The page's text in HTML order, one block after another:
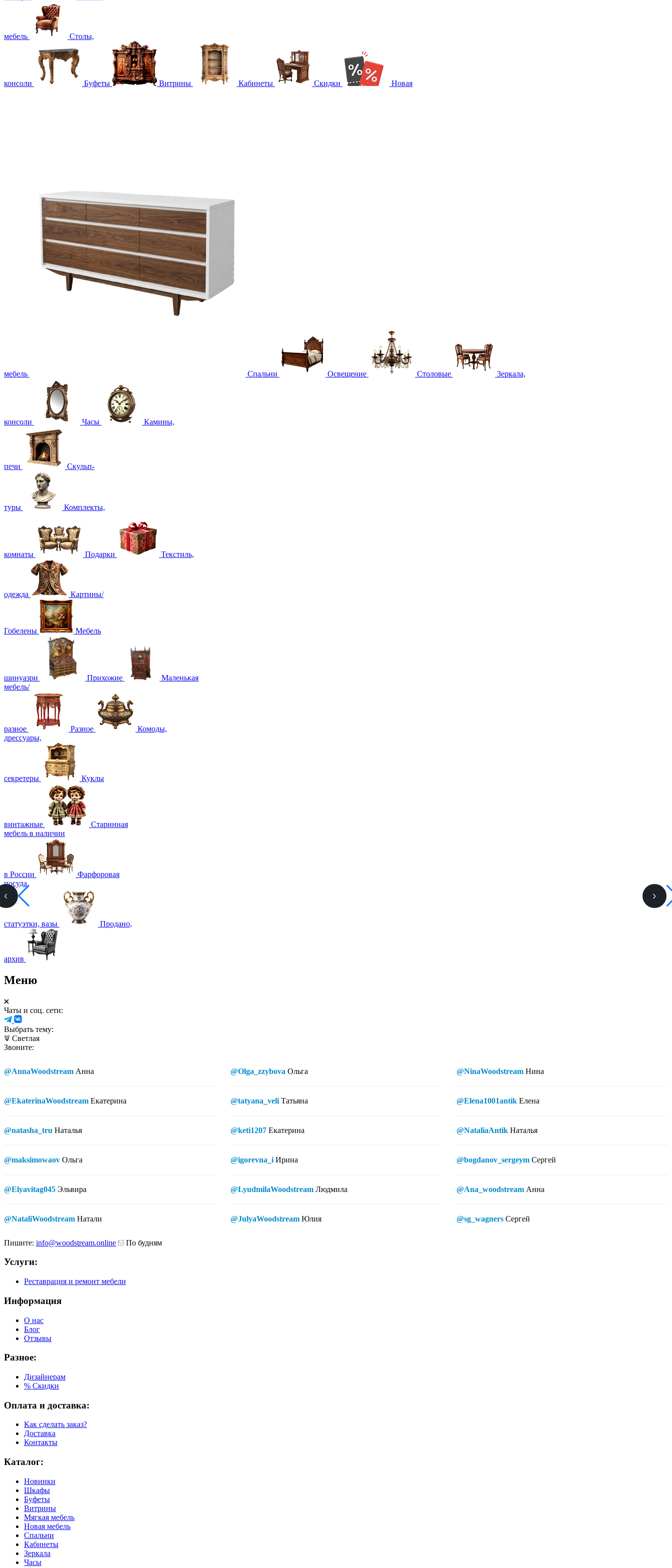
мебель Столы,
консоли Буфеты Витрины Кабинеты Скидки Новая
мебель Спальни Освещение Столовые Зеркала,
консоли Часы Камины,
печи Скульп-
туры Комплекты,
комнаты Подарки Текстиль,
одежда Картины/
Гобелены Мебель
шинуазри Прихожие
Маленькая
мебель/
разное Разное
Комоды,
дрессуары,
секретеры Куклы
винтажные
Старинная
мебель в наличии
в России
Фарфоровая
посуда,
статуэтки, вазы Продано,
архив
Меню
Чаты и соц. сети:
Выбрать тему:
Светлая
Звоните:
@AnnaWoodstream Анна
@EkaterinaWoodstream Екатерина
@natasha_tru Наталья
@maksimowaov Ольга
@Elyavitag045 Эльвира
@NataliWoodstream Натали
@Olga_zzybova Ольга
@tatyana_veli Татьяна
@keti1207 Екатерина
@igorevna_i Ирина
@LyudmilaWoodstream Людмила
@JulyaWoodstream Юлия
@NinaWoodstream Нина
@Elena1001antik Елена
@NataliaAntik Наталья
@bogdanov_sergeym Сергей
@Ana_woodstream Анна
@sg_wagners Сергей
Пишите: info@woodstream.online По будням
Услуги:
Реставрация и ремонт мебели
Информация
О нас
Блог
Отзывы
Разное:
Дизайнерам
% Скидки
Оплата и доставка:
Как сделать заказ?
Доставка
Контакты
Каталог:
Новинки
Шкафы
Буфеты
Витрины
Мягкая мебель
Новая мебель
Спальни
Кабинеты
Зеркала
Часы